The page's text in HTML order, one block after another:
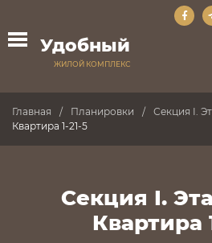
Удобный
ЖИЛОЙ КОМПЛЕКС
Главная Планировки
Секция I.
Квартира 1-21-5
Секция I.
Квартира